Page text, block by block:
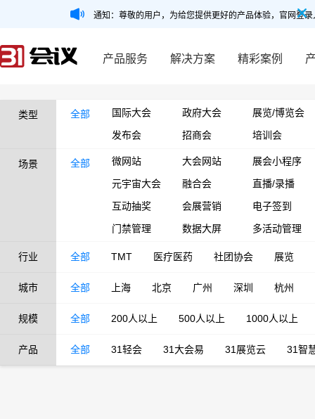
通知：尊敬的用户，为给您提供更好的产品体验，官网登
产品服务 解决方案 精彩案例
类型 全部 国际大会 政府大会
展览/博览会
发布会
招商会 培训会
场景 全部 微网站 大会网站
展会小程序
元宇宙大会
融合会
直播/录播
互动抽奖
会展营销
电子签到
门禁管理
数据大屏 多活动管理
行业 全部 TMT 医疗医药 社团协会 展览
城市 全部 上海 北京 广州 深圳 杭州
规模 全部 200人以上 500人以上 1000人以上
产品 全部 31轻会 31大会易 31展览云 31智